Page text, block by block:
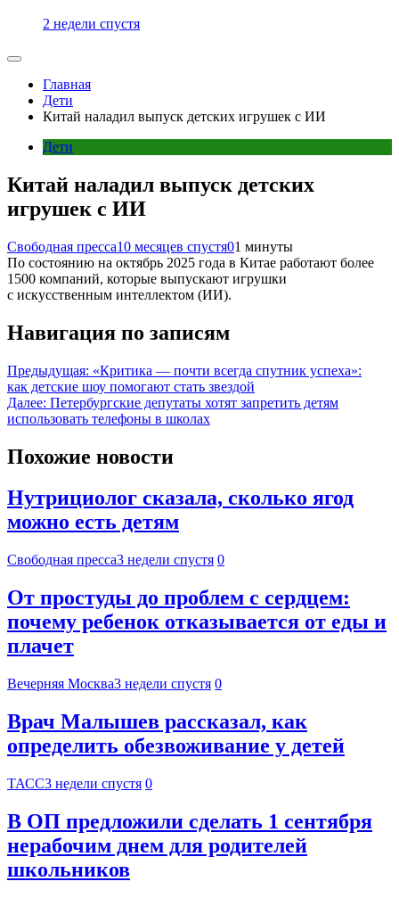
2 недели спустя
Главная
Дети
Китай наладил выпуск детских игрушек с ИИ
Дети
Китай наладил выпуск детских
игрушек с ИИ
Свободная пресса10 месяцев спустя01 минуты
По состоянию на октябрь 2025 года в Китае работают более
1500 компаний, которые выпускают игрушки
с искусственным интеллектом (ИИ).
Навигация по записям
Предыдущая: «Критика — почти всегда спутник успеха»:
как детские шоу помогают стать звездой
Далее: Петербургские депутаты хотят запретить детям
использовать телефоны в школах
Похожие новости
Нутрициолог сказала, сколько ягод
можно есть детям
Свободная пресса3 недели спустя 0
От простуды до проблем с сердцем:
почему ребенок отказывается от еды и
плачет
Вечерняя Москва3 недели спустя 0
Врач Малышев рассказал, как
определить обезвоживание у детей
ТАСС3 недели спустя 0
В ОП предложили сделать 1 сентября
нерабочим днем для родителей
школьников